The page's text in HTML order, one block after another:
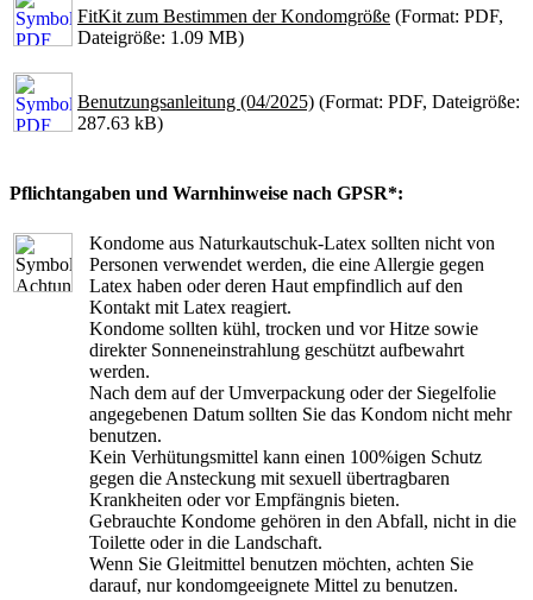
FitKit zum Bestimmen der Kondomgröße (Format: PDF,
Dateigröße: 1.09 MB)
Benutzungsanleitung (04/2025) (Format: PDF, Dateigröße:
287.63 kB)
Pflichtangaben und Warnhinweise nach GPSR*:
Kondome aus Naturkautschuk-Latex sollten nicht von
Personen verwendet werden, die eine Allergie gegen
Latex haben oder deren Haut empfindlich auf den
Kontakt mit Latex reagiert.
Kondome sollten kühl, trocken und vor Hitze sowie
direkter Sonneneinstrahlung geschützt aufbewahrt
werden.
Nach dem auf der Umverpackung oder der Siegelfolie
angegebenen Datum sollten Sie das Kondom nicht mehr
benutzen.
Kein Verhütungsmittel kann einen 100%igen Schutz
gegen die Ansteckung mit sexuell übertragbaren
Krankheiten oder vor Empfängnis bieten.
Gebrauchte Kondome gehören in den Abfall, nicht in die
Toilette oder in die Landschaft.
Wenn Sie Gleitmittel benutzen möchten, achten Sie
darauf, nur kondomgeeignete Mittel zu benutzen.